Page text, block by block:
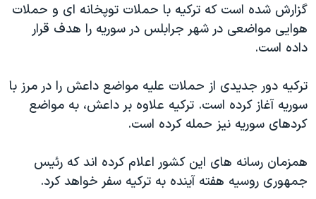
قانون شفافیت دارائی کادر رهبری ایران
اعتراضات مردمی آبان ۹۸
نرگس محمدی برنده جایزه نوبل صلح
همایش محافظه‌کاران آمریکا «سی‌پک»
سفر پرزیدنت ترامپ به چین
گزارش شده است که ترکیه با حملات توپخانه ای و حملات
هوایی مواضعی در شهر جرابلس در سوریه را هدف قرار
داده است.
ترکیه دور جدیدی از حملات علیه مواضع داعش را در مرز با
سوریه آغاز کرده است. ترکیه علاوه بر داعش، به مواضع
کردهای سوریه نیز حمله کرده است.
همزمان رسانه های این کشور اعلام کرده اند که رئیس
جمهوری روسیه هفته آینده به ترکیه سفر خواهد کرد.